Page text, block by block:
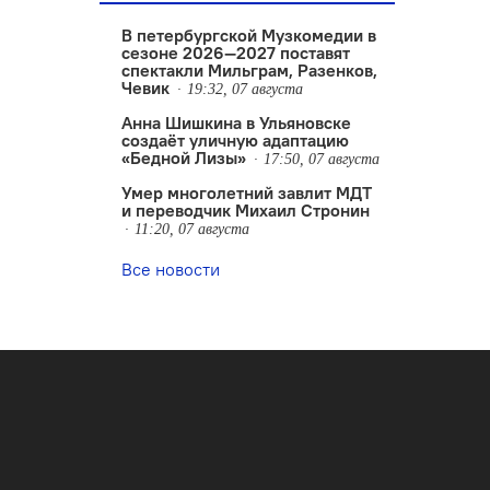
В петербургской Музкомедии в
сезоне 2026—2027 поставят
спектакли Мильграм, Разенков,
Чевик
19:32, 07 августа
Анна Шишкина в Ульяновске
создаëт уличную адаптацию
«Бедной Лизы»
17:50, 07 августа
Умер многолетний завлит МДТ
и переводчик Михаил Стронин
11:20, 07 августа
Все новости